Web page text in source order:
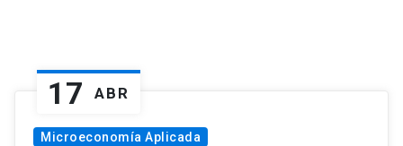
17 ABR
Microeconomía Aplicada